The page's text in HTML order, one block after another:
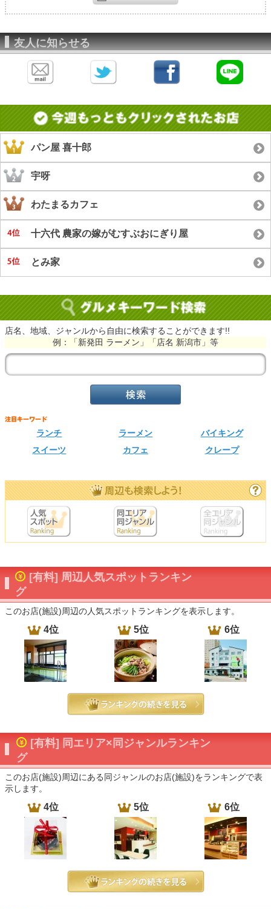
友人に知らせる
パン屋 喜十郎
宇呀
わたまるカフェ
十六代 農家の嫁がむすぶおにぎり屋
とみ家
店名、地域、ジャンルから自由に検索することができます!!
例：「新発田 ラーメン」「店名 新潟市」等
ランチ ラーメン
バイキング
スイーツ
カフェ クレープ
[有料] 周辺人気スポットランキン
グ
このお店(施設)周辺の人気スポットランキングを表示します。
4位 5位 6位
[有料] 同エリア×同ジャンルランキン
グ
このお店(施設)周辺にある同ジャンルのお店(施設)をランキングで表
示します。
4位 5位 6位